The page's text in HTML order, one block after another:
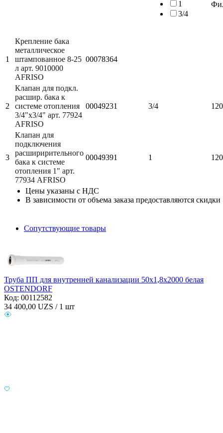
1
3/4
1
Крепление бака
металлическое
штампованное 8-25
л арт. 9010000
AFRISO
00078364
2
Клапан для подкл.
расшир. бака к
системе отопления
3/4"х3/4" арт. 77924
AFRISO
00049231 3/4 120
3
Клапан для
подключения
расширирительного
бака к системе
отопления 1" арт.
77934 AFRISO
00049391 1 120
Цены указаны с НДС
В зависимости от объема заказа предоставляются скидки
Сопутствующие товары
Труба ПП для внутренней канализации 50х1,8х2000 белая
OSTENDORF
Код: 00112582
34 400,00 UZS / 1 шт